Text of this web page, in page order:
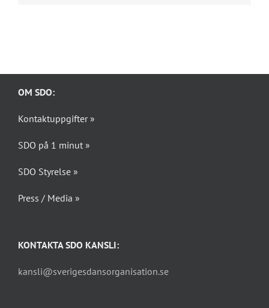
OM SDO:
Kontaktuppgifter »
SDO på 1 minut »
SDO Styrelse »
Press / Media »
KONTAKTA SDO KANSLI:
kansli@sverigesdansorganisation.se